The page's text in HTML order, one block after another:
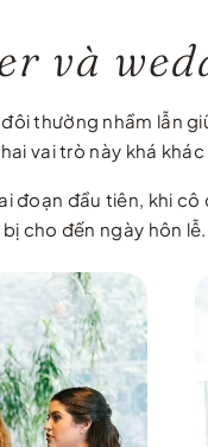
và
thường nhầm lẫn
vai trò này khá khác
đoạn đầu tiên, khi
cho đến ngày hôn lễ.